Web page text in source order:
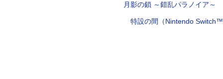
月影の鎖 ～錯乱パラノイア～
特設の間（Nintendo